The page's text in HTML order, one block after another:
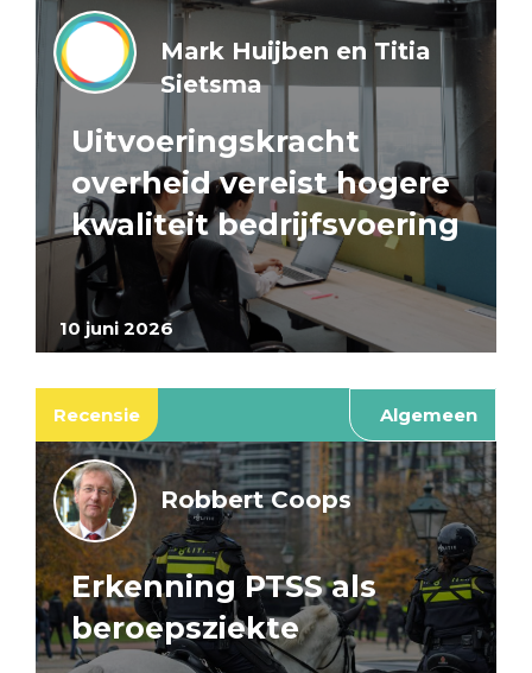
10 juni 2026
Mark Huijben en Titia
Sietsma
Uitvoeringskracht
overheid vereist hogere
kwaliteit bedrijfsvoering
Recensie Algemeen
Robbert Coops
Erkenning PTSS als
beroepsziekte